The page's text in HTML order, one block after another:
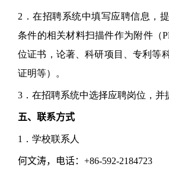
2．在招聘系统中填写应聘信息，
条件的相关材料扫描件作为附件（
位证书，论著、科研项目、专利等
证明等）。
3．在招聘系统中选择应聘岗位，并
五、联系方式
1．学校联系人
何文涛，电话：+86-592-2184723